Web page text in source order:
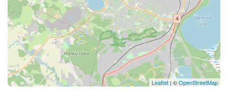
Leaflet | ©OpenStreetMap